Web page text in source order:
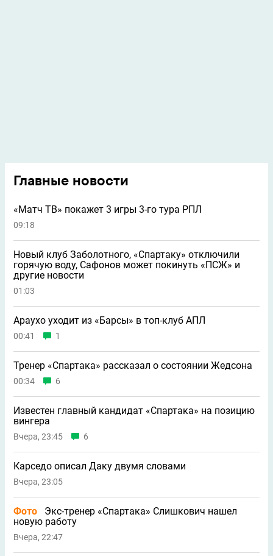
Главные новости
«Матч ТВ» покажет 3 игры 3-го тура РПЛ
09:18
Новый клуб Заболотного, «Спартаку» отключили
горячую воду, Сафонов может покинуть «ПСЖ» и
другие новости
01:03
Араухо уходит из «Барсы» в топ-клуб АПЛ
00:41 1
Тренер «Спартака» рассказал о состоянии Жедсона
00:34 6
Известен главный кандидат «Спартака» на позицию
вингера
Вчера, 23:45 6
Карседо описал Даку двумя словами
Вчера, 23:05
Фото
Экс-тренер «Спартака» Слишкович нашел
новую работу
Вчера, 22:47